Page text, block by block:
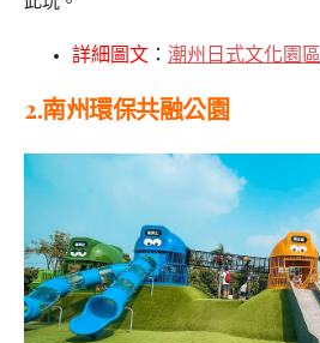
詳細圖文 ： 潮州日式文化園區
2.南州環保共融公園